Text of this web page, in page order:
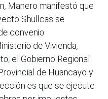
Manero manifestó que
Shullcas se
convenio
de Vivienda,
el Gobierno Regional
de Huancayo y
es que se ejecute